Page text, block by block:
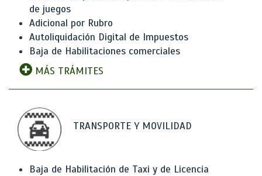
de juegos
Adicional por Rubro
Autoliquidación Digital de Impuestos
Baja de Habilitaciones comerciales
MÁS TRÁMITES
TRANSPORTE Y MOVILIDAD
Baja de Habilitación de Taxi y de Licencia